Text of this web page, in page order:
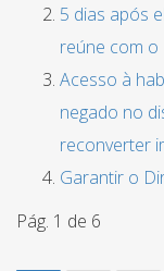
5 dias após
reúne com
Acesso à
negado no
reconverter
Garantir o
Pág. 1 de 6